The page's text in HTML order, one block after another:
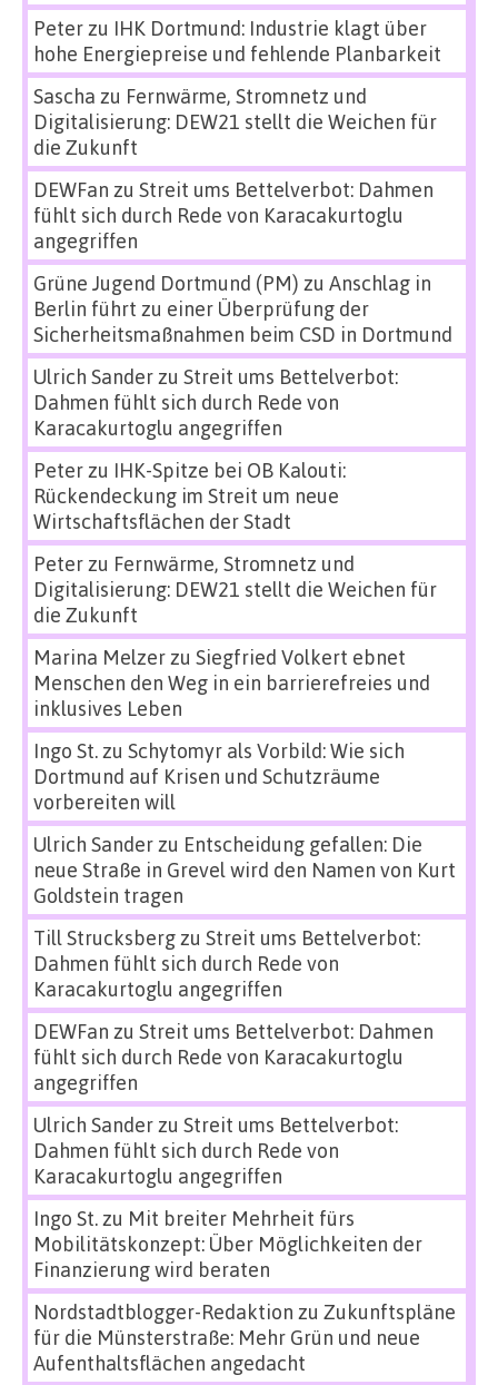
Peterzu IHK Dortmund: Industrie klagt über
hohe Energiepreise und fehlende Planbarkeit
Sascha zu Fernwärme, Stromnetz und
Digitalisierung: DEW21 stellt die Weichen für
die Zukunft
DEWFan zu Streit ums Bettelverbot: Dahmen
fühlt sich durch Rede von Karacakurtoglu
angegriffen
Grüne Jugend Dortmund (PM) zu Anschlag in
Berlin führt zu einer Überprüfung der
Sicherheitsmaßnahmen beim CSD in Dortmund
Ulrich Sanderzu Streit ums Bettelverbot:
Dahmen fühlt sich durch Rede von
Karacakurtoglu angegriffen
Peterzu IHK-Spitze bei OB Kalouti:
Rückendeckung im Streit um neue
Wirtschaftsflächen der Stadt
Peterzu Fernwärme, Stromnetz und
Digitalisierung: DEW21 stellt die Weichen für
die Zukunft
Marina Melzerzu Siegfried Volkert ebnet
Menschen den Weg in ein barrierefreies und
inklusives Leben
Ingo St.zu Schytomyr als Vorbild: Wie sich
Dortmund auf Krisen und Schutzräume
vorbereiten will
Ulrich Sanderzu Entscheidung gefallen: Die
neue Straße in Grevel wird den Namen von Kurt
Goldstein tragen
Till Strucksbergzu Streit ums Bettelverbot:
Dahmen fühlt sich durch Rede von
Karacakurtoglu angegriffen
DEWFan zu Streit ums Bettelverbot: Dahmen
fühlt sich durch Rede von Karacakurtoglu
angegriffen
Ulrich Sanderzu Streit ums Bettelverbot:
Dahmen fühlt sich durch Rede von
Karacakurtoglu angegriffen
Ingo St.zu Mit breiter Mehrheit fürs
Mobilitätskonzept: Über Möglichkeiten der
Finanzierung wird beraten
Nordstadtblogger-Redaktion zu Zukunftspläne
für die Münsterstraße: Mehr Grün und neue
Aufenthaltsflächen angedacht